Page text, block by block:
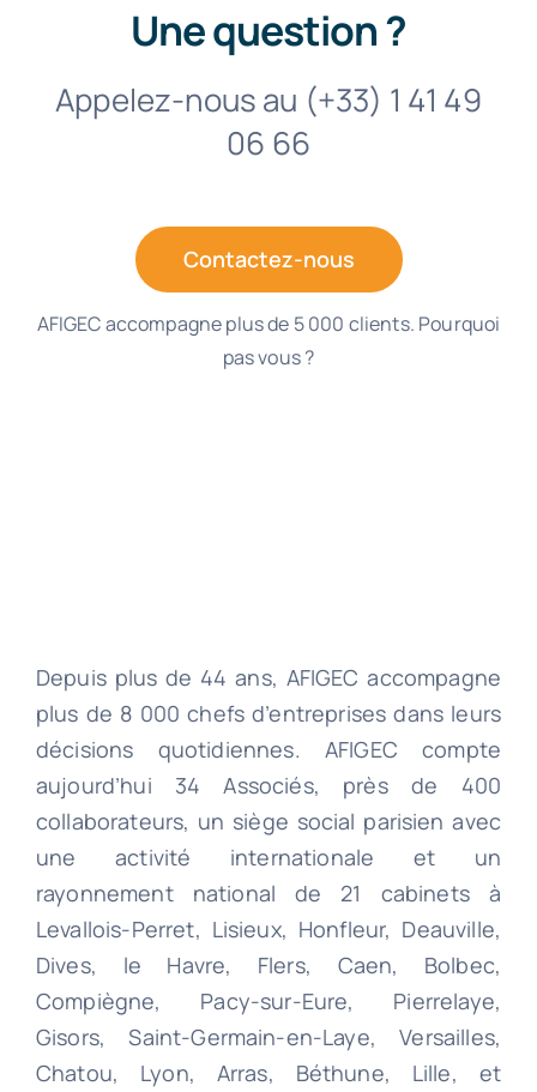
Une question ?
Appelez-nous au (+33) 1 41 49
06 66
Contactez-nous
AFIGEC accompagne plus de 5 000 clients. Pourquoi
pas vous ?
Depuis plus de 44 ans, AFIGEC accompagne
plus de 8 000 chefs d’entreprises dans leurs
décisions quotidiennes. AFIGEC compte
aujourd’hui 34 Associés, près de 400
collaborateurs, un siège social parisien avec
une activité internationale et un
rayonnement national de 21 cabinets à
Levallois-Perret, Lisieux, Honfleur, Deauville,
Dives, le Havre, Flers, Caen, Bolbec,
Compiègne, Pacy-sur-Eure, Pierrelaye,
Gisors, Saint-Germain-en-Laye, Versailles,
Chatou, Lyon, Arras, Béthune, Lille, et